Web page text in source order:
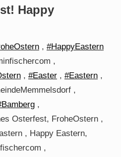
Happy
, #HappyEastern
,
, #Easter , #Eastern ,
,
,
Osterfest, FroheOstern ,
, Happy Eastern,
,